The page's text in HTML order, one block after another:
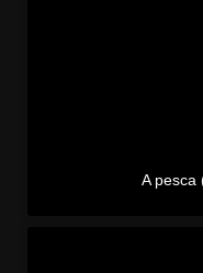
A pesca